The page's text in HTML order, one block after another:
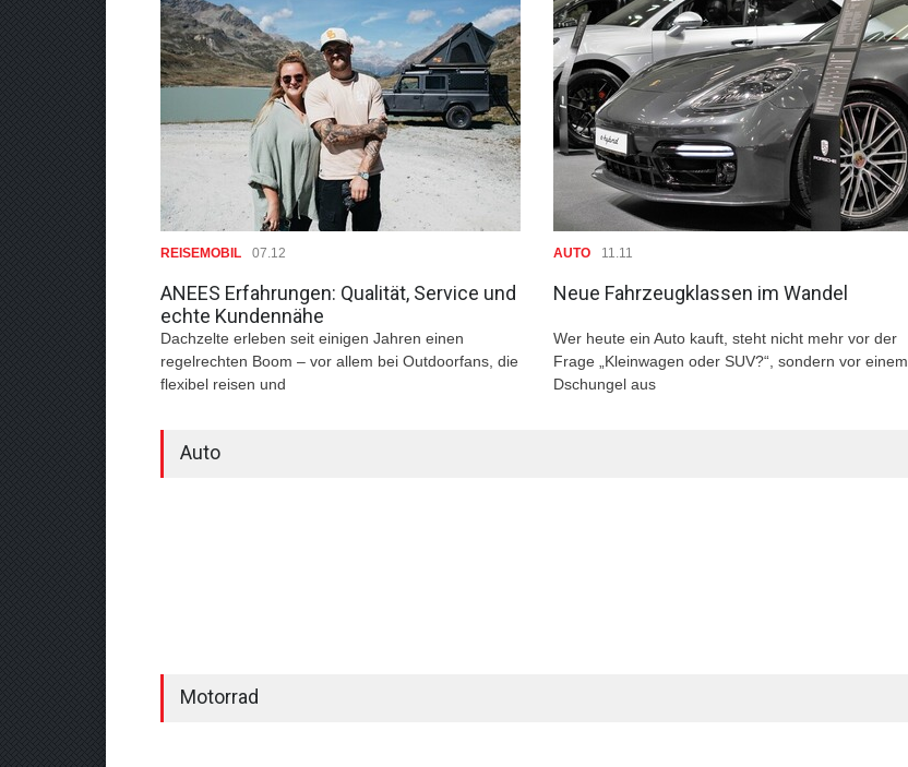
REISEMOBIL 07.12
ANEES Erfahrungen: Qualität, Service und
echte Kundennähe
Dachzelte erleben seit einigen Jahren einen
regelrechten Boom – vor allem bei Outdoorfans, die
flexibel reisen und
AUTO 11.11
Neue Fahrzeugklassen im Wandel
Wer heute ein Auto kauft, steht nicht mehr vor der
Frage „Kleinwagen oder SUV?“, sondern vor einem
Dschungel aus
Auto
Motorrad